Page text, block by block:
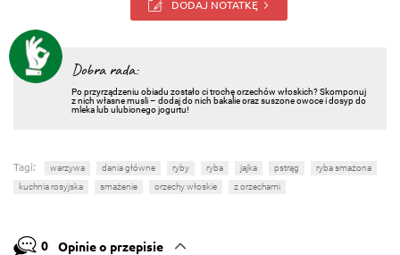
DODAJ NOTATKĘ
Dobra rada:
Po przyrządzeniu obiadu zostało ci trochę orzechów włoskich? Skomponuj
z nich własne musli – dodaj do nich bakalie oraz suszone owoce i dosyp do
mleka lub ulubionego jogurtu!
Tagi: warzywa dania główne ryby ryba jajka pstrąg
ryba smażona
kuchnia rosyjska
smażenie orzechy włoskie z orzechami
0 Opinie o przepisie